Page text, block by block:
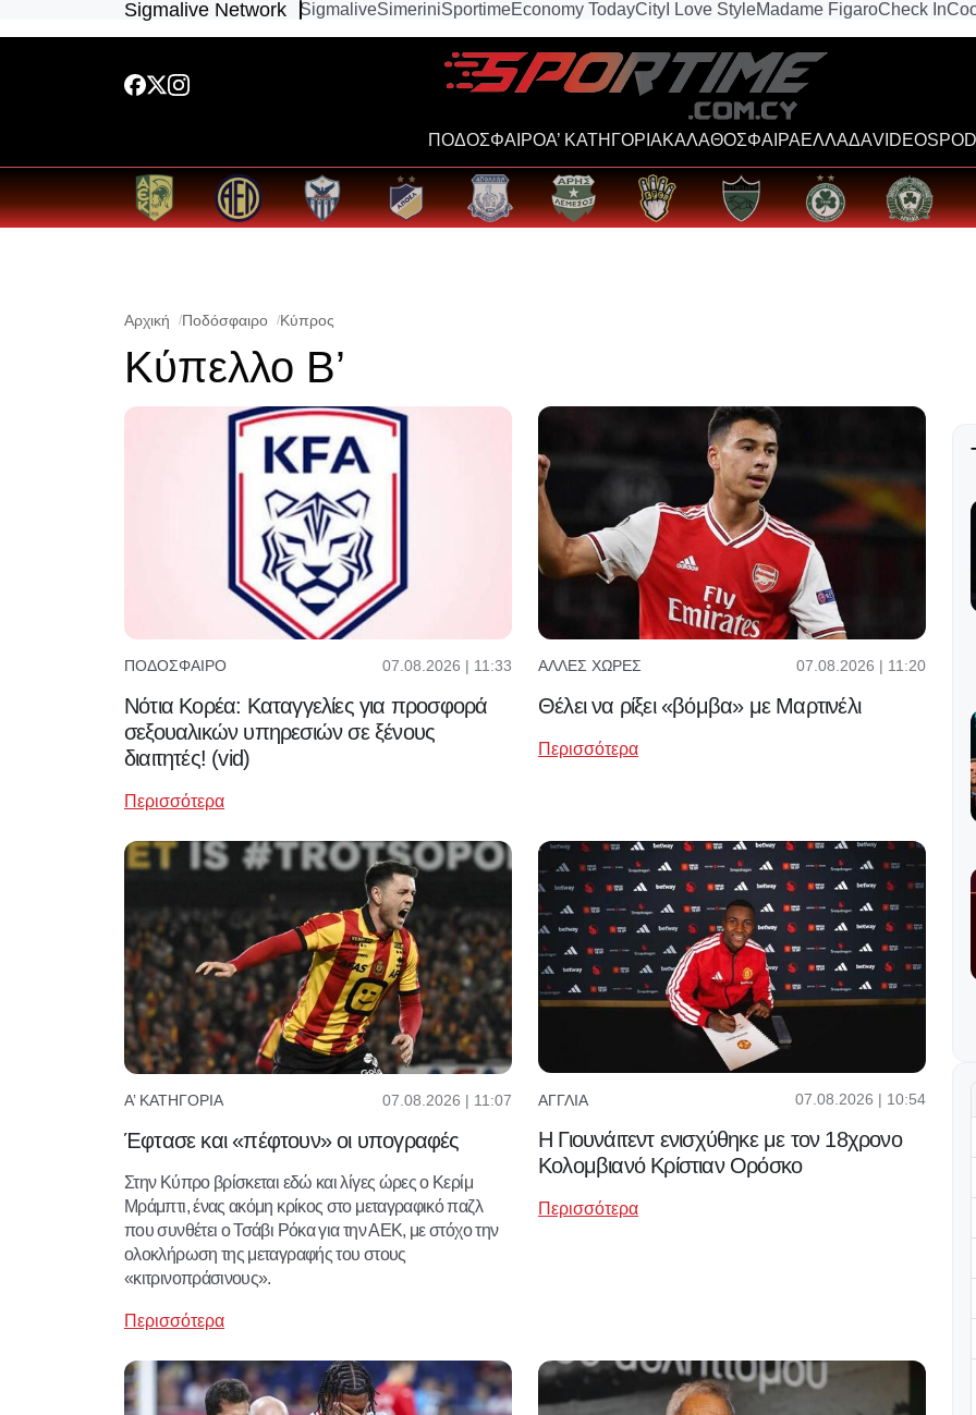
Sigmalive Network SigmaliveSimeriniSportimeEconomy TodayCity I Love StyleMadame FigaroCheck In
ΠΟΔΟΣΦΑΙΡΟΑ’ ΚΑΤΗΓΟΡΙΑΚΑΛΑΘΟΣΦΑΙΡΑΕΛΛΑΔΑVIDEOS
Αρχική Ποδόσφαιρο Κύπρος
Κύπελλο Β’
ΠΟΔΌΣΦΑΙΡΟ 07.08.2026 | 11:33
Νότια Κορέα: Καταγγελίες για προσφορά
σεξουαλικών υπηρεσιών σε ξένους
διαιτητές! (vid)
Περισσότερα
ΆΛΛΕΣ ΧΏΡΕΣ 07.08.2026 | 11:20
Θέλει να ρίξει «βόμβα» με Μαρτινέλι
Περισσότερα
Α’ ΚΑΤΗΓΟΡΊΑ 07.08.2026 | 11:07
Έφτασε και «πέφτουν» οι υπογραφές
Στην Κύπρο βρίσκεται εδώ και λίγες ώρες ο Κερίμ
Μράμπτι, ένας ακόμη κρίκος στο μεταγραφικό παζλ
που συνθέτει ο Τσάβι Ρόκα για την ΑΕΚ, με στόχο την
ολοκλήρωση της μεταγραφής του στους
«κιτρινοπράσινους».
Περισσότερα
ΑΓΓΛΊΑ 07.08.2026 | 10:54
H Γιουνάιτεντ ενισχύθηκε με τον 18χρονο
Κολομβιανό Κρίστιαν Ορόσκο
Περισσότερα